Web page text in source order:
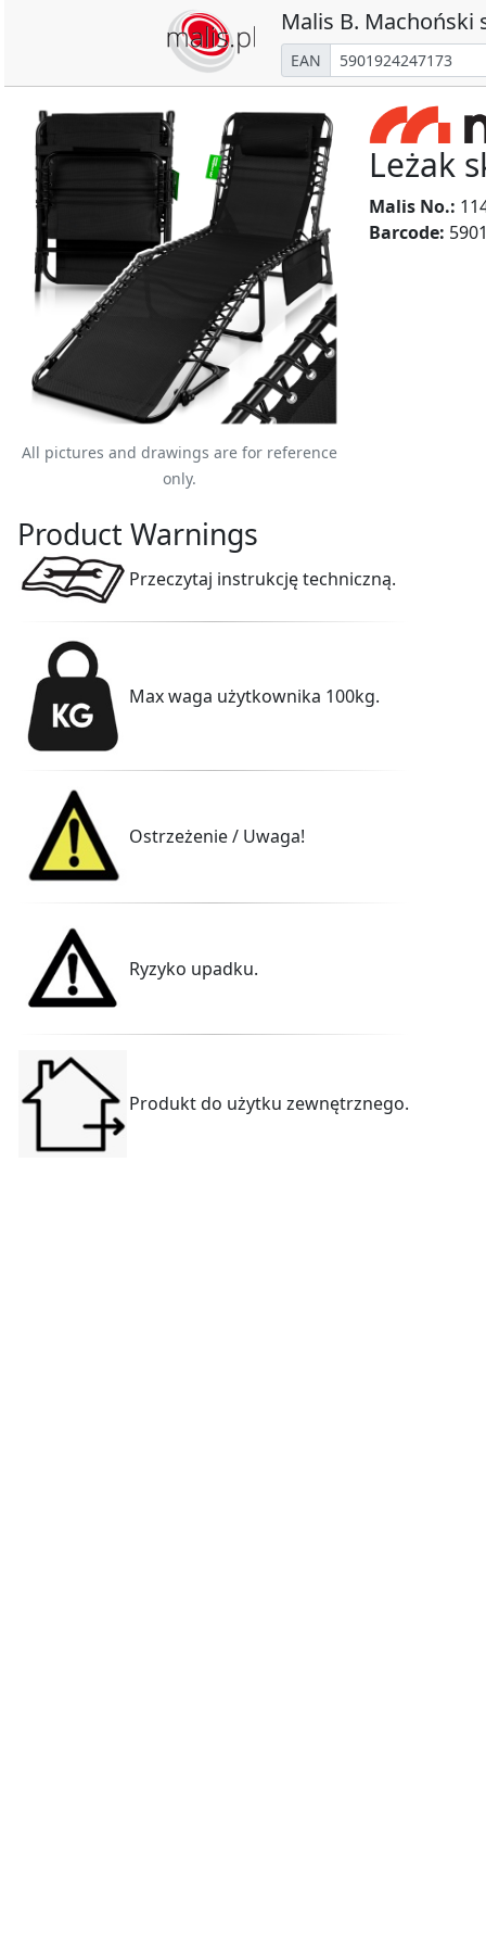
Malis B. Machoński
EAN
All pictures and drawings are for reference
only.
Leżak
Malis No.:
Barcode:
Product Warnings
Przeczytaj instrukcję techniczną.
Max waga użytkownika 100kg.
Ostrzeżenie / Uwaga!
Ryzyko upadku.
Produkt do użytku zewnętrznego.